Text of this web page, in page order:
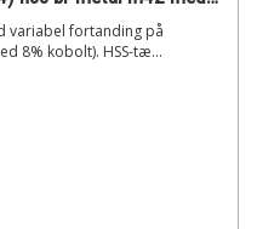
variabel fortanding på
8% kobolt). HSS-tæ...